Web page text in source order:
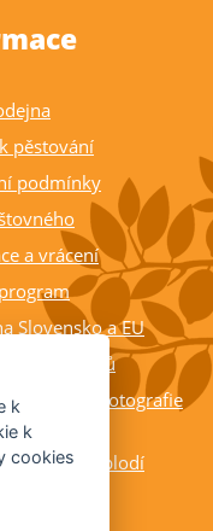
pěstování
podmínky
a vrácení
Slovensko a EU
a citrusů
výška a fotografie
kvetou a plodí
k
k
cookies